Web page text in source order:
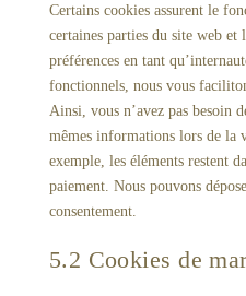
Certains cookies assurent le
certaines parties du site web et
préférences en tant
fonctionnels, nous vous
Ainsi, vous n’avez pas besoin
mêmes informations lors de la
exemple, les éléments restent
paiement. Nous pouvons
consentement.
5.2 Cookies de